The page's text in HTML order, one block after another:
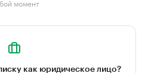
момент
как юридическое лицо?